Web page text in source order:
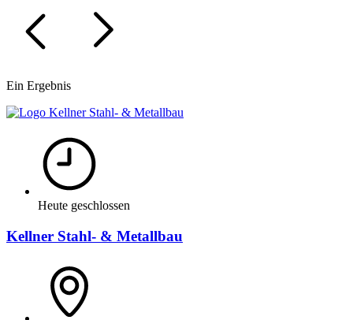
Ein Ergebnis
Heute geschlossen
Kellner Stahl- & Metallbau